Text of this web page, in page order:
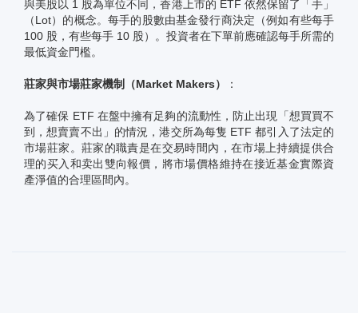
與美股以 1 股為單位不同，香港上市的 ETF 依然保留了「手」
（Lot）的概念。每手的股數由基金發行商決定（例如有些每手
100 股，有些每手 10 股）。投資者在下單前應確認每手所需的
最低資金門檻。
莊家與市場莊家機制（Market Makers） ：
為了確保 ETF 在盤中擁有足夠的流動性，防止出現「想買買不
到，想賣賣不出」的情況，港交所為每隻 ETF 都引入了法定的
市場莊家。莊家的職責是在交易時間內，在市場上持續提供合
理的买入和卖出雙向報價，將市場價格維持在接近基金實際資
產淨值的合理區間內。